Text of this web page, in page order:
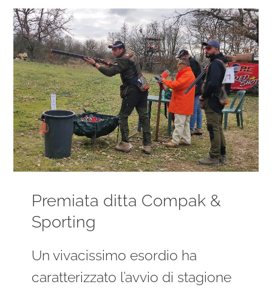
Ingrandisci
immagine
Premiata ditta Compak &
Sporting
Un vivacissimo esordio ha
caratterizzato l’avvio di stagione